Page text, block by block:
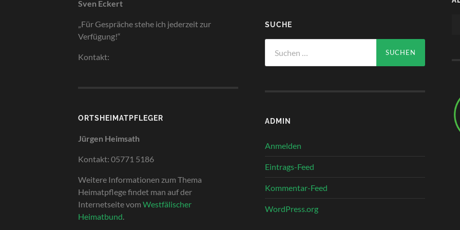
Sven Eckert
„Für Gespräche stehe ich jederzeit zur
Verfügung!“
Kontakt:
ORTSHEIMATPFLEGER
Jürgen Heimsath
Kontakt: 05771 5186
Weitere Informationen zum Thema
Heimatpflege findet man auf der
Internetseite vom Westfälischer
Heimatbund
SUCHE
nach:
ADMIN
Anmelden
Eintrags-Feed
Kommentar-Feed
WordPress.org